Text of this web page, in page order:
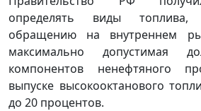
определять виды
обращению на внутреннем
максимально допустимая
компонентов ненефтяного
выпуске высокооктанового
до 20 процентов.